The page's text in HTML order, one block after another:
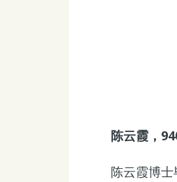
陈云霞，
陈云霞博